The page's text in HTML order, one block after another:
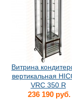
Витрина
вертикальная
VRC 350 R
236 190 руб.